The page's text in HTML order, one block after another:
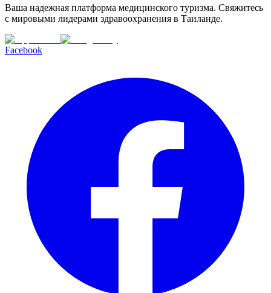
Ваша надежная платформа медицинского туризма. Свяжитесь
с мировыми лидерами здравоохранения в Таиланде.
Facebook